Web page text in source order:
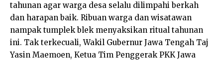
tahunan agar warga desa selalu dilimpahi berkah
dan harapan baik. Ribuan warga dan wisatawan
nampak tumplek blek menyaksikan ritual tahunan
ini. Tak terkecuali, Wakil Gubernur Jawa Tengah Taj
Yasin Maemoen, Ketua Tim Penggerak PKK Jawa